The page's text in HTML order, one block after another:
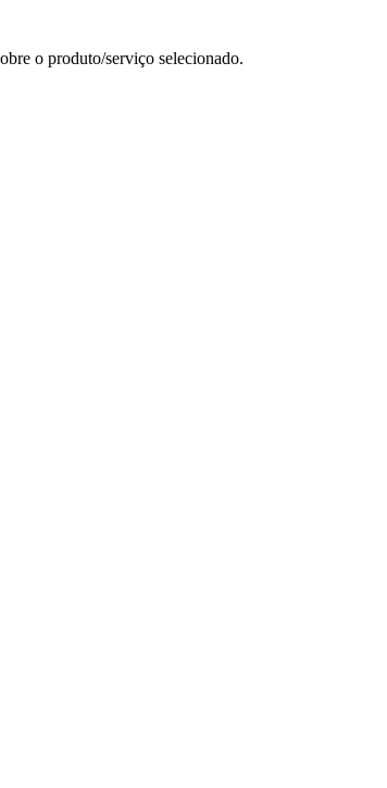
o produto/serviço selecionado.